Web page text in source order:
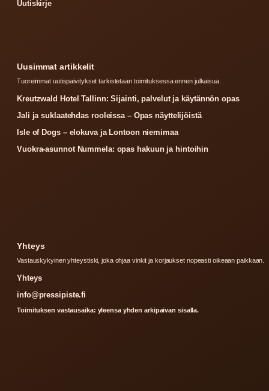
Uutiskirje
Uusimmat artikkelit
Tuoreimmat uutispaivitykset tarkistetaan toimituksessa ennen julkaisua.
Kreutzwald Hotel Tallinn: Sijainti, palvelut ja käytännön opas
Jali ja suklaatehdas rooleissa – Opas näyttelijöistä
Isle of Dogs – elokuva ja Lontoon niemimaa
Vuokra-asunnot Nummela: opas hakuun ja hintoihin
Yhteys
Vastauskykyinen yhteystiski, joka ohjaa vinkit ja korjaukset nopeasti oikeaan paikkaan.
Yhteys
info@pressipiste.fi
Toimituksen vastausaika: yleensa yhden arkipaivan sisalla.